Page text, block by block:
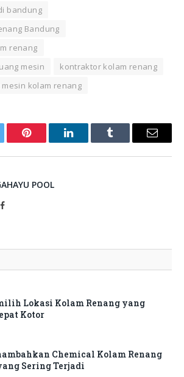
bandung
Bandung
renang
mesin
kontraktor kolam renang
kolam renang
Pinterest LinkedInTumblr Email
POOL
Facebook
Lokasi Kolam Renang yang
Kotor
Chemical Kolam Renang
Sering Terjadi